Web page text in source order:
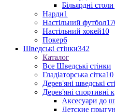
Більярдні
Нарди1
Настільний футбол
Настільний хокей10
Покер6
Шведські стінки342
Каталог
Все Шведські стінки
Гладіаторська сітка10
Дерев'яні шведські
Дерев'яні спортивні
Аксесуари до
Детские